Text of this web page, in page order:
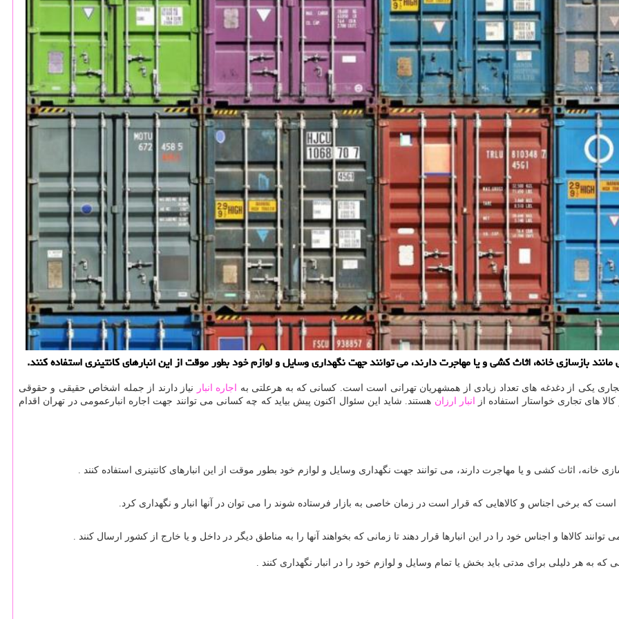
بازسازی خانه، اثاث كشی و یا مهاجرت دارند، می توانند جهت نگهداری وسایل و لوازم خود بطور موقت از این انبارهای كانتینری استفاده كنند.
تجاری یکی از دغدغه های تعداد زیادی از همشهریان تهرانی است است. کسانی که به هرعلتی به اجاره انبار
نیاز دارند از جمله اشخاص حقیقی و حقوقی
های تجاری خواستار استفاده از
انبار ارزان هستند. شاید این سئوال اکنون پیش بیاید که چه کسانی می توانند جهت اجاره انبارعمومی در تهران اقدام
خانه، اثاث کشی و یا مهاجرت دارند، می توانند جهت نگهداری وسایل و لوازم خود بطور موقت از این انبارهای کانتینری استفاده کنند .
است که برخی اجناس و کالاهایی که قرار است در زمان خاصی به بازار فرستاده شوند را می توان در آنها انبار و نگهداری کرد.
کالاها و اجناس خود را در این انبارها قرار دهند تا زمانی که بخواهند آنها را به مناطق دیگر در داخل و یا خارج از کشور ارسال کنند .
به هر دلیلی برای مدتی باید بخش یا تمام وسایل و لوازم خود را در انبار نگهداری کنند .